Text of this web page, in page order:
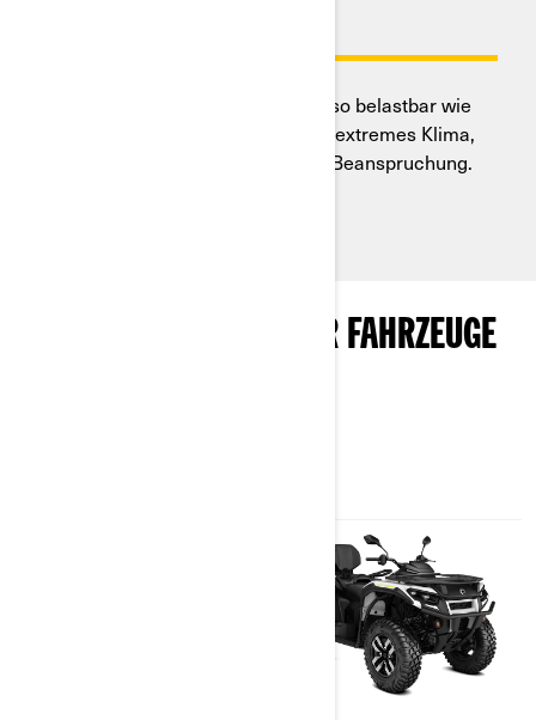
Can-Am Electric Quads sind ebenso belastbar wie
Verbrenner-Modelle und meistern extremes Klima,
unwegsames Gelände und starke Beanspruchung.
MODELLE ELEKTRISCHER FAHRZEUGE